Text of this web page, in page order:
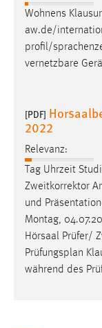
Wohnens
aw.de/
profil/
vernetzbare
[PDF]
2022
Relevanz:
Tag Uhrzeit
Zweitkorrektor
und
Montag,
Hörsaal Prüfer/
Prüfungsplan
während des